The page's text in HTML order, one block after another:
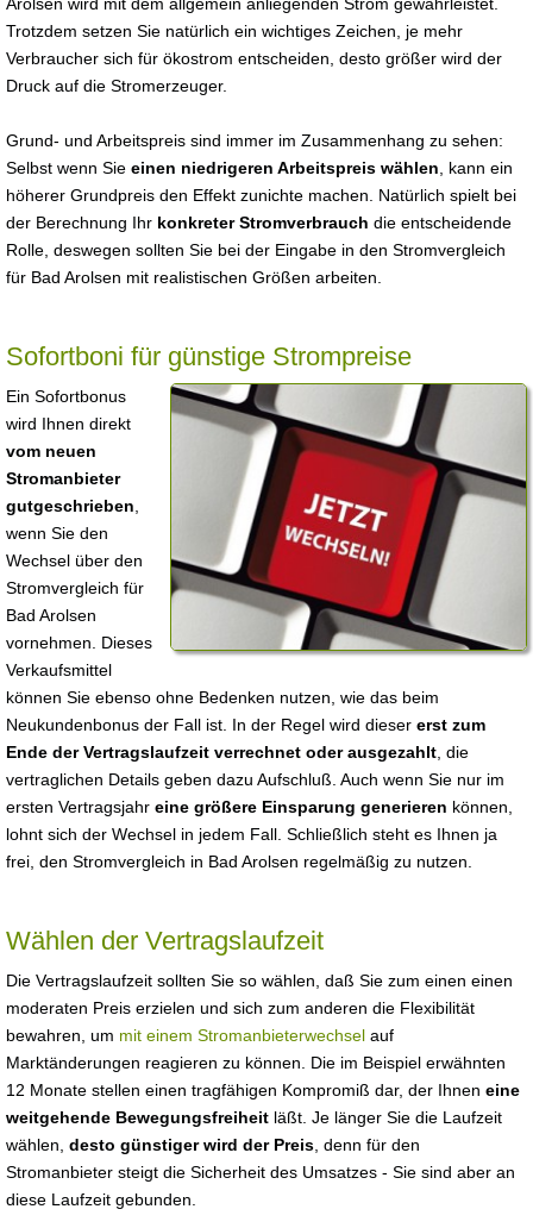
Trotzdem setzen Sie natürlich ein wichtiges Zeichen, je mehr
Verbraucher sich für ökostrom entscheiden, desto größer wird der
Druck auf die Stromerzeuger.
Grund- und Arbeitspreis sind immer im Zusammenhang zu sehen:
Selbst wenn Sie einen niedrigeren Arbeitspreis wählen , kann ein
höherer Grundpreis den Effekt zunichte machen. Natürlich spielt bei
der Berechnung Ihr konkreter Stromverbrauch die entscheidende
Rolle, deswegen sollten Sie bei der Eingabe in den Stromvergleich
für Bad Arolsen mit realistischen Größen arbeiten.
Sofortboni für günstige Strompreise
Ein Sofortbonus
wird Ihnen direkt
vom neuen
Stromanbieter
gutgeschrieben
wenn Sie den
Wechsel über den
Stromvergleich für
Bad Arolsen
vornehmen. Dieses
Verkaufsmittel
können Sie ebenso ohne Bedenken nutzen, wie das beim
Neukundenbonus der Fall ist. In der Regel wird dieser erst zum
Ende der Vertragslaufzeit verrechnet oder ausgezahlt , die
vertraglichen Details geben dazu Aufschluß. Auch wenn Sie nur im
ersten Vertragsjahr eine größere Einsparung generieren können,
lohnt sich der Wechsel in jedem Fall. Schließlich steht es Ihnen ja
frei, den Stromvergleich in Bad Arolsen regelmäßig zu nutzen.
Wählen der Vertragslaufzeit
Die Vertragslaufzeit sollten Sie so wählen, daß Sie zum einen einen
moderaten Preis erzielen und sich zum anderen die Flexibilität
bewahren, um mit einem Stromanbieterwechsel auf
Marktänderungen reagieren zu können. Die im Beispiel erwähnten
12 Monate stellen einen tragfähigen Kompromiß dar, der Ihnen eine
weitgehende Bewegungsfreiheit läßt. Je länger Sie die Laufzeit
wählen, desto günstiger wird der Preis , denn für den
Stromanbieter steigt die Sicherheit des Umsatzes - Sie sind aber an
diese Laufzeit gebunden.